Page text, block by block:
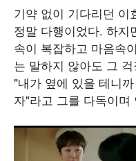
기약 없이 기다리던 이
정말 다행이었다. 하지
속이 복잡하고 마음속
는 말하지 않아도 그
"내가 옆에 있을 테니
자"라고 그를 다독이며